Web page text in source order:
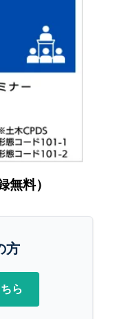
料）
方
ら